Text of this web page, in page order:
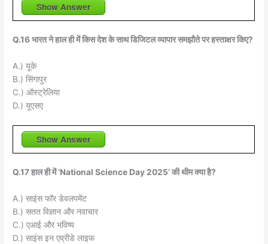
Show Answer
Q.16 भारत ने हाल ही में किस देश के साथ डिजिटल व्यापार समझौते पर हस्ताक्षर किए?
A.) यूके
B.) सिंगापुर
C.) ऑस्ट्रेलिया
D.) यूएसए
Show Answer
Q.17 हाल ही में ‘National Science Day 2025’ की थीम क्या है?
A.) साइंस फॉर डेवलपमेंट
B.) सतत विज्ञान और नवाचार
C.) एआई और भविष्य
D.) साइंस इन एव्रीडे लाइफ